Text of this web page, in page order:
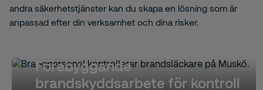
andra säkerhetstjänster kan du skapa en lösning som är
anpassad efter din verksamhet och dina risker.
Förebyggande
brandskyddsarbete för kontroll